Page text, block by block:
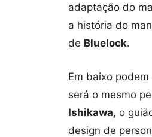
adaptação do
a história do
de Bluelock.
Em baixo
será o mesmo
Ishikawa, o
design de